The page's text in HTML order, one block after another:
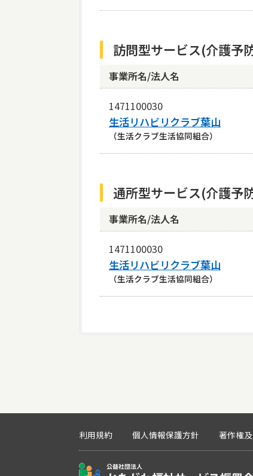
訪問型サービス(介護予
事業所名/法人名
1471100030
生活リハビリクラブ葉山
（生活クラブ生活協同組合）
通所型サービス(介護予
事業所名/法人名
1471100030
生活リハビリクラブ葉山
（生活クラブ生活協同組合）
利用規約 個人情報保護方針 著作権